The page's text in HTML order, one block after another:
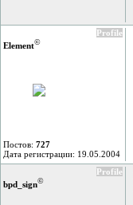
Profile
Element©
Постов: 727
Дата регистрации: 19.05.2004
Profile
bpd_sign©